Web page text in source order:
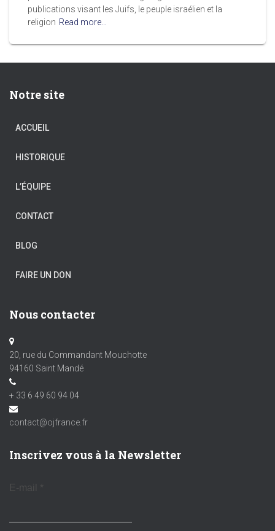
publications visant les Juifs, le peuple israélien et la
religion Read more…
Notre site
ACCUEIL
HISTORIQUE
L’ÉQUIPE
CONTACT
BLOG
FAIRE UN DON
Nous contacter
20, rue du Commandant Mouchotte
94160 Saint Mandé
+ 33 6 49 60 94 04
contact@ojfrance.fr
Inscrivez vous à la Newsletter
E-mail *